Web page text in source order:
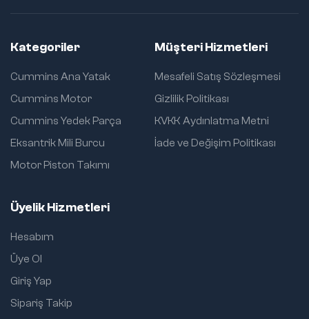
Kategoriler
Cummins Ana Yatak
Cummins Motor
Cummins Yedek Parça
Eksantrik Mili Burcu
Motor Piston Takımı
Müşteri Hizmetleri
Mesafeli Satış Sözleşmesi
Gizlilik Politikası
KVKK Aydınlatma Metni
İade ve Değişim Politikası
Üyelik Hizmetleri
Hesabım
Üye Ol
Giriş Yap
Sipariş Takip